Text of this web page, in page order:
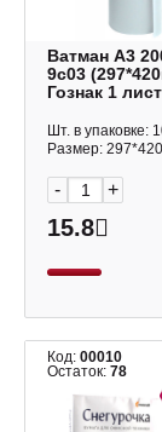
Ватман А3
9с03
Гознак 1 лист
Шт. в упаковке:
Размер:
- +
15.8
Код: 00010
Остаток: 78